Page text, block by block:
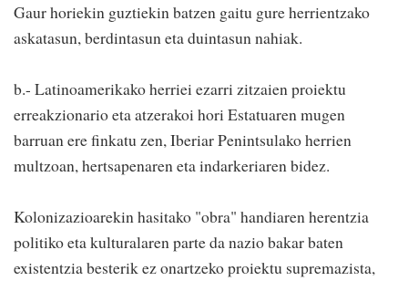
Gaur horiekin guztiekin batzen gaitu gure herrientzako
askatasun, berdintasun eta duintasun nahiak.
b.- Latinoamerikako herriei ezarri zitzaien proiektu
erreakzionario eta atzerakoi hori Estatuaren mugen
barruan ere finkatu zen, Iberiar Penintsulako herrien
multzoan, hertsapenaren eta indarkeriaren bidez.
Kolonizazioarekin hasitako "obra" handiaren herentzia
politiko eta kulturalaren parte da nazio bakar baten
existentzia besterik ez onartzeko proiektu supremazista,